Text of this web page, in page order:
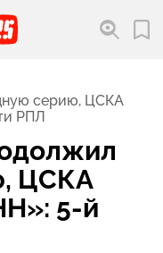
серию, ЦСКА
РПЛ
ЦСКА
5-й